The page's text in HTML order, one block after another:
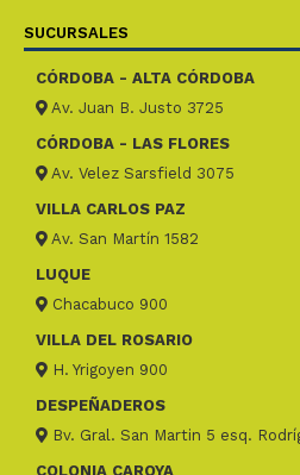
SUCURSALES
CÓRDOBA - ALTA CÓRDOBA
Av. Juan B. Justo 3725
CÓRDOBA - LAS FLORES
Av. Velez Sarsfield 3075
VILLA CARLOS PAZ
Av. San Martín 1582
LUQUE
Chacabuco 900
VILLA DEL ROSARIO
H. Yrigoyen 900
DESPEÑADEROS
Bv. Gral. San Martin 5 esq.
COLONIA CAROYA